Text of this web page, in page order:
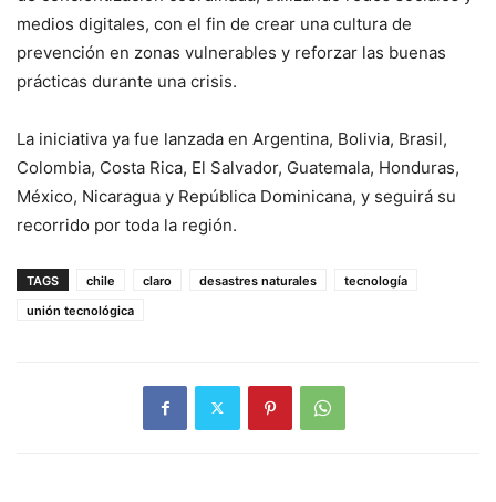
medios digitales, con el fin de crear una cultura de
prevención en zonas vulnerables y reforzar las buenas
prácticas durante una crisis.
La iniciativa ya fue lanzada en Argentina, Bolivia, Brasil,
Colombia, Costa Rica, El Salvador, Guatemala, Honduras,
México, Nicaragua y República Dominicana, y seguirá su
recorrido por toda la región.
TAGS chile claro desastres naturales
tecnología
unión tecnológica